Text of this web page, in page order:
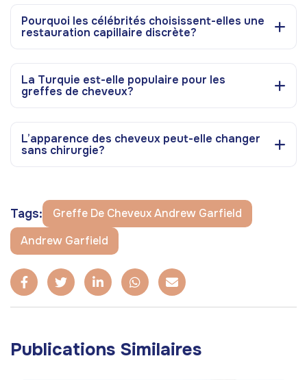
Pourquoi les célébrités choisissent-elles une
restauration capillaire discrète?
La Turquie est-elle populaire pour les
greffes de cheveux?
L’apparence des cheveux peut-elle changer
sans chirurgie?
Tags:
Greffe De Cheveux Andrew Garfield
Andrew Garfield
Publications Similaires